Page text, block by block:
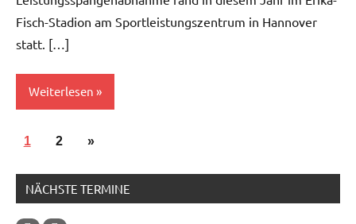
Fisch-Stadion am Sportleistungszentrum in Hannover
statt. […]
Weiterlesen
Allgemein
der
Beiträge
1 2
Nächste
»
NÄCHSTE TERMINE